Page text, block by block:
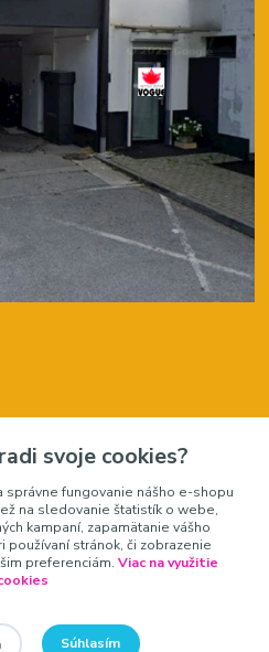
svoje cookies?
správne fungovanie nášho e-shopu
na sledovanie štatistík o webe,
kampaní, zapamätanie vášho
stránok, či zobrazenie
preferenciám. Viac na využitie
Súhlasím